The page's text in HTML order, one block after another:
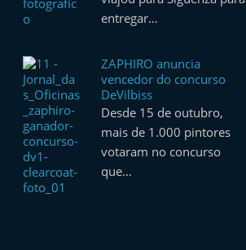
entregar…
ZAPHIRO anuncia
vencedor do concurso
DeVilbiss
Desde 15 de outubro,
mais de 1.000 pintores
votaram no concurso
que…